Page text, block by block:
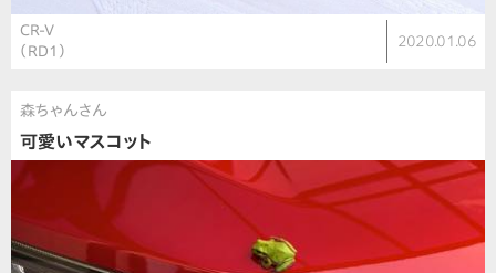
CR-V
（RD1）
2020.01.06
森ちゃんさん
可愛いマスコット